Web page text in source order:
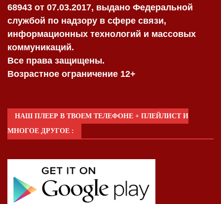
68943 от 07.03.2017, выдано Федеральной
службой по надзору в сфере связи,
информационных технологий и массовых
коммуникаций.
Все права защищены.
Возрастное ограничение 12+
НАШ ПЛЕЕР В ТВОЕМ ТЕЛЕФОНЕ + ПЛЕЙЛИСТ И
МНОГОЕ ДРУГОЕ :